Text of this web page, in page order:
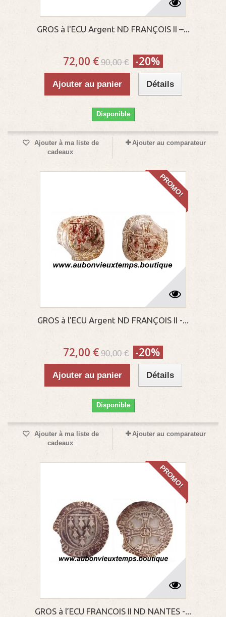
GROS à l'ECU Argent ND FRANÇOIS II –...
72,00 € 90,00 € -20%
Ajouter au panier Détails
Disponible
Ajouter à ma liste de
cadeaux
Ajouter au comparateur
PROMO!
GROS à l'ECU Argent ND FRANÇOIS II -...
72,00 € 90,00 € -20%
Ajouter au panier Détails
Disponible
Ajouter à ma liste de
cadeaux
Ajouter au comparateur
PROMO!
GROS à l’ECU FRANCOIS II ND NANTES -...